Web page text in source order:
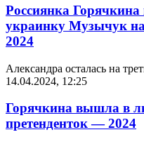
Россиянка
украинку Музычук
2024
Александра осталась на
14.04.2024, 12:25
Горячкина вышла в
претенденток — 2024